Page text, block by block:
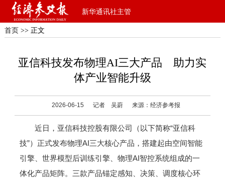
新华通讯社主管
首页 >> 正文
亚信科技发布物理AI三大产品 助力实
体产业智能升级
2026-06-15 记者 吴蔚 来源：经济参考报
近日，亚信科技控股有限公司（以下简称“亚信科
技”）正式发布物理AI三大核心产品，搭建起由空间智能
引擎、世界模型后训练引擎、物理AI智控系统组成的一
体化产品矩阵。三款产品锚定感知、决策、调度核心环